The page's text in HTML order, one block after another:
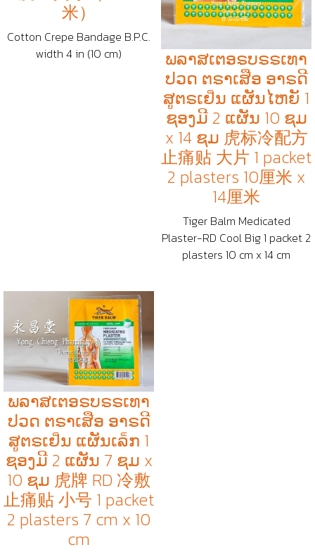
米）
Cotton Crepe Bandage B.P.C.
width 4 in (10 cm)
ພລາສເຕອຣບຣຣເທາ
ປວດ ຕຣາເສືອ ອາຣດີ
ສູຕຣເຢ็ນ ແຜັນໄຫຍັ 1
ຊອງມີ 2 ແຜັນ 10 ຊມ
x 14 ຊມ 虎标冷配方
止痛贴 大片 1 packet
2 plasters 10厘米 x
14厘米
Tiger Balm Medicated
Plaster-RD Cool Big 1 packet 2
plasters 10 cm x 14 cm
ພລາສເຕອຣບຣຣເທາ
ປວດ ຕຣາເສືອ ອາຣດີ
ສູຕຣເຢ็ນ ແຜັນເລ็ກ 1
ຊອງມີ 2 ແຜັນ 7 ຊມ x
10 ຊມ 虎牌 RD 冷敷
止痛贴 小号 1 packet
2 plasters 7 cm x 10
cm